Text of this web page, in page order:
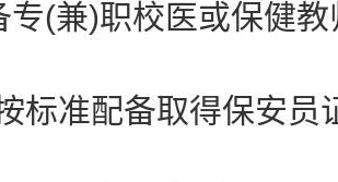
专(兼)职校医或保健教
准配备取得保安员